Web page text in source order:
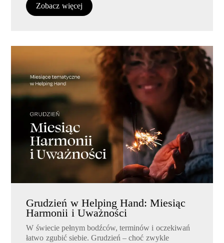
Zobacz więcej
Grudzień w Helping Hand: Miesiąc
Harmonii i Uważności
W świecie pełnym bodźców, terminów i oczekiwań
łatwo zgubić siebie. Grudzień – choć zwykle